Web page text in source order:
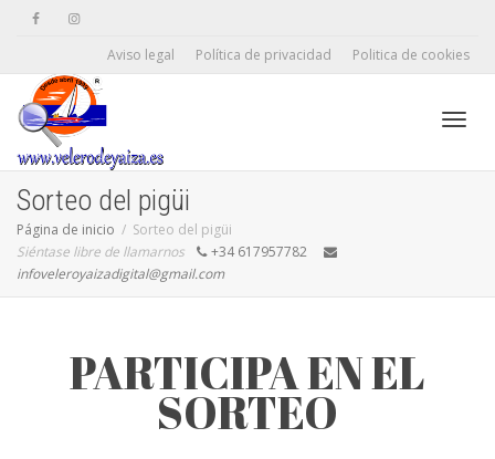
Aviso legal Política de privacidad Politica de cookies
Sorteo del pigüi
Página de inicio
Sorteo del pigüi
Siéntase libre de llamarnos
+34 617957782
infoveleroyaizadigital@gmail.com
PARTICIPA EN EL
SORTEO